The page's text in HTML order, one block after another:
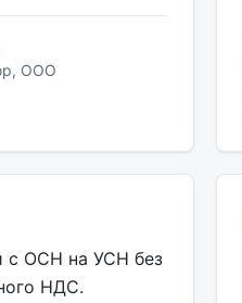
ООО
с ОСН на УСН без
НДС.